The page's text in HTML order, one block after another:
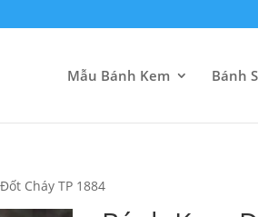
Mẫu Bánh Kem Bánh
Cháy TP 1884